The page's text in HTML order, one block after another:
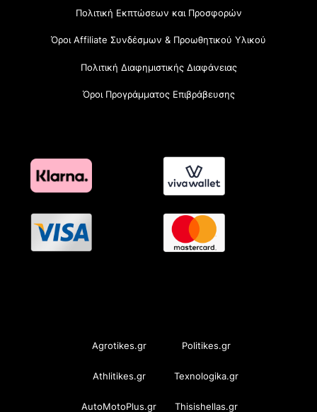
Πολιτική Εκπτώσεων και Προσφορών
Όροι Affiliate Συνδέσμων & Προωθητικού Υλικού
Πολιτική Διαφημιστικής Διαφάνειας
Όροι Προγράμματος Επιβράβευσης
Agrotikes.gr Politikes.gr
Athlitikes.gr Texnologika.gr
AutoMotoPlus.gr Thisishellas.gr